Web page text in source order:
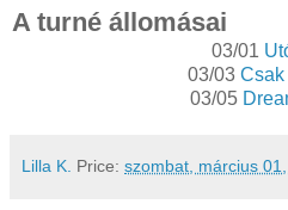
A turné állomásai
03/01
03/03 Csak
03/05
Lilla K. Price: szombat, március